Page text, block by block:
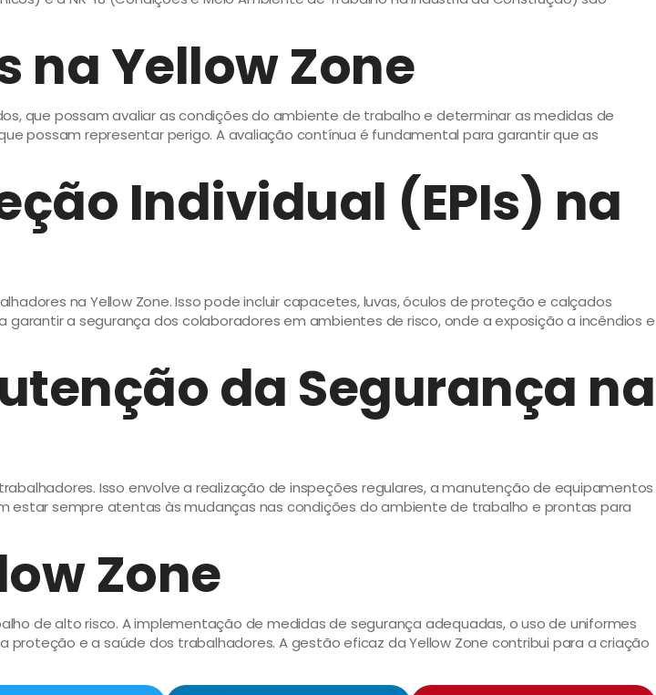
na Yellow Zone
que possam avaliar as condições do ambiente de trabalho e determinar as medidas de
possam representar perigo. A avaliação contínua é fundamental para garantir que as
Individual (EPIs) na
na Yellow Zone. Isso pode incluir capacetes, luvas, óculos de proteção e calçados
a segurança dos colaboradores em ambientes de risco, onde a exposição a incêndios e
da Segurança na
Isso envolve a realização de inspeções regulares, a manutenção de equipamentos
sempre atentas às mudanças nas condições do ambiente de trabalho e prontas para
Zone
de alto risco. A implementação de medidas de segurança adequadas, o uso de uniformes
e a saúde dos trabalhadores. A gestão eficaz da Yellow Zone contribui para a criação